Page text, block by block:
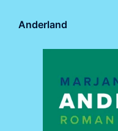
Anderland